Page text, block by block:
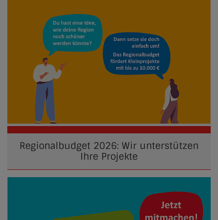
Regionalbudget 2026: Wir unterstützen
Ihre Projekte